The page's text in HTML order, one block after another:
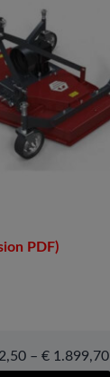
PDF)
– €1.899,70